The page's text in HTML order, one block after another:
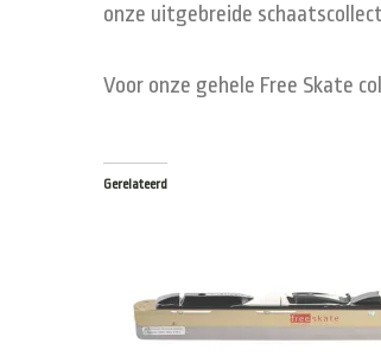
onze uitgebreide
Voor onze gehele Free Skate
Gerelateerd